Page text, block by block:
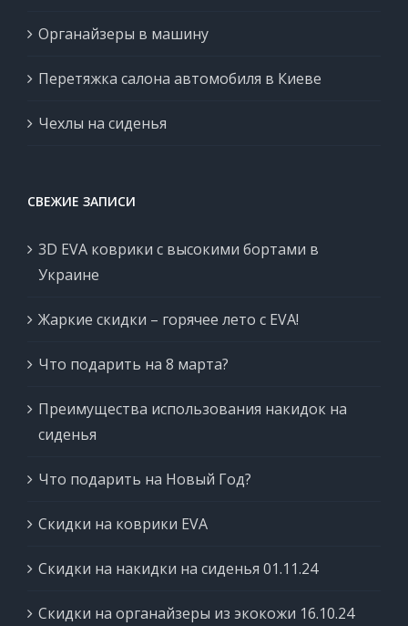
Органайзеры в машину
Перетяжка салона автомобиля в Киеве
Чехлы на сиденья
СВЕЖИЕ ЗАПИСИ
3D EVA коврики с высокими бортами в
Украине
Жаркие скидки – горячее лето с EVA!
Что подарить на 8 марта?
Преимущества использования накидок на
сиденья
Что подарить на Новый Год?
Скидки на коврики EVA
Скидки на накидки на сиденья 01.11.24
Скидки на органайзеры из экокожи 16.10.24